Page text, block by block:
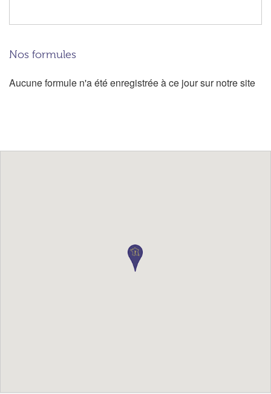
Nos formules
Aucune formule n'a été enregistrée à ce jour sur notre site